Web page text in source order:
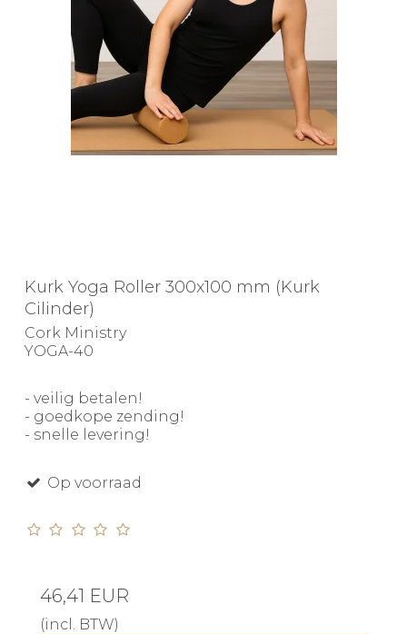
Kurk Yoga Roller 300x100 mm (Kurk
Cilinder)
Cork Ministry
YOGA-40
- veilig betalen!
- goedkope zending!
- snelle levering!
Op voorraad
46,41 EUR
(incl. BTW)